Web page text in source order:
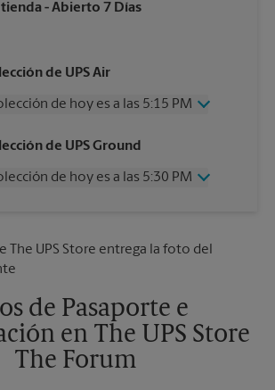
- Abierto 7 Días
de UPS Air
de hoy es a las 5:15 PM
5:15 PM
5:15 PM
de UPS Ground
de hoy es a las 5:30 PM
5:30 PM
Sin Recolección
5:30 PM
5:30 PM
de Pasaporte e
en The UPS Store
The Forum